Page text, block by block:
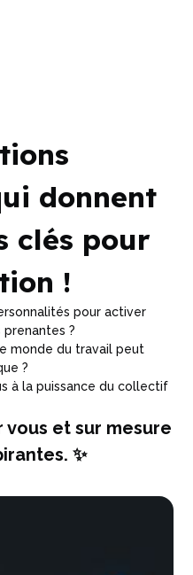
donnent
clés pour
!
pour activer
prenantes ?
monde du travail peut
?
à la puissance du collectif
vous et sur mesure
✨